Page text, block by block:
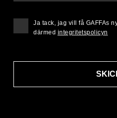
Ja tack, jag vill få GAFFAs
därmed integritetspolicyn